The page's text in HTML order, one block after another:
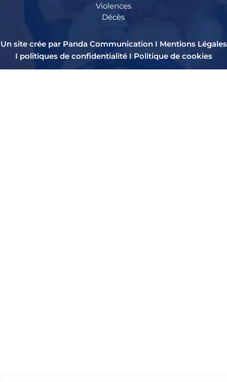
Violences
Décès
Un site crée par Panda Communication I Mentions Légales
I politiques de confidentialitéI Politique de cookies